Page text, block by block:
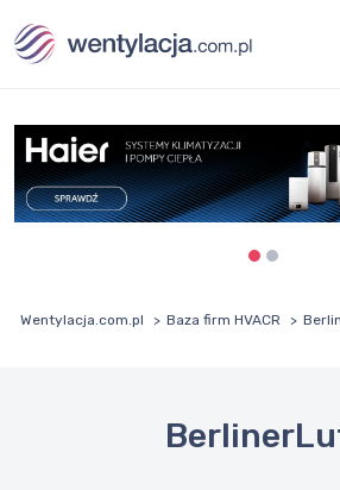
Wentylacja.com.pl Baza firm HVACR